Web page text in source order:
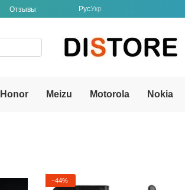
Отзывы РусУкр
Honor Meizu Motorola Nokia
−44%